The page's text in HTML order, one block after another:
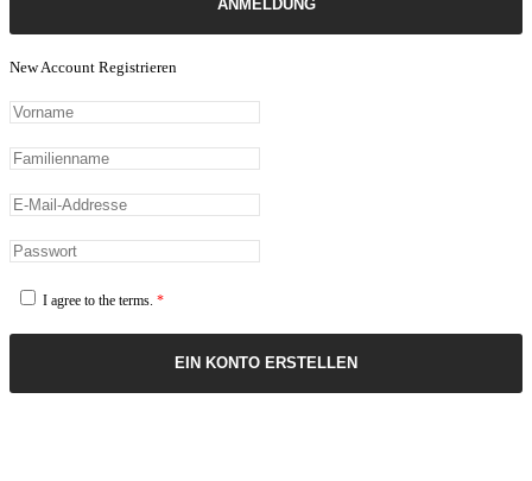
ANMELDUNG
New Account Registrieren
I agree to the terms. *
EIN KONTO ERSTELLEN